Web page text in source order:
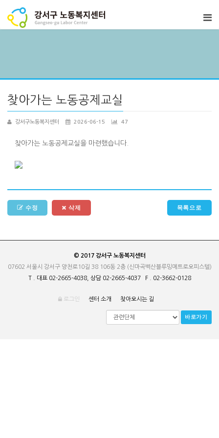
찾아가는 노동공제교실
강서구노동복지센터 2026-06-15 47
찾아가는 노동공제교실을 마련했습니다.
목록으로
수정 삭제
© 2017 강서구 노동복지센터
07602 서울시 강서구 양천로10길 38 106동 2층 (신마곡벽산블루밍메트로오피스텔)
T . 대표 02-2665-4038, 상담 02-2665-4037 F . 02-3662-0128
로그인 센터 소개 찾아오시는 길
바로가기